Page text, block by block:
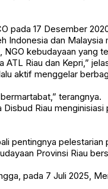
pada 17 Desember
Indonesia dan
kebudayaan yang
Riau dan Kepri,”
aktif menggelar
terangnya.
Riau menginisiasi
pentingnya pelestarian
Provinsi Riau
pada 7 Juli 2025,